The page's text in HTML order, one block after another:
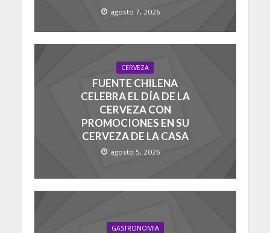
agosto 7, 2026
CERVEZA
FUENTE CHILENA
CELEBRA EL DÍA DE LA
CERVEZA CON
PROMOCIONES EN SU
CERVEZA DE LA CASA
agosto 5, 2026
GASTRONOMIA